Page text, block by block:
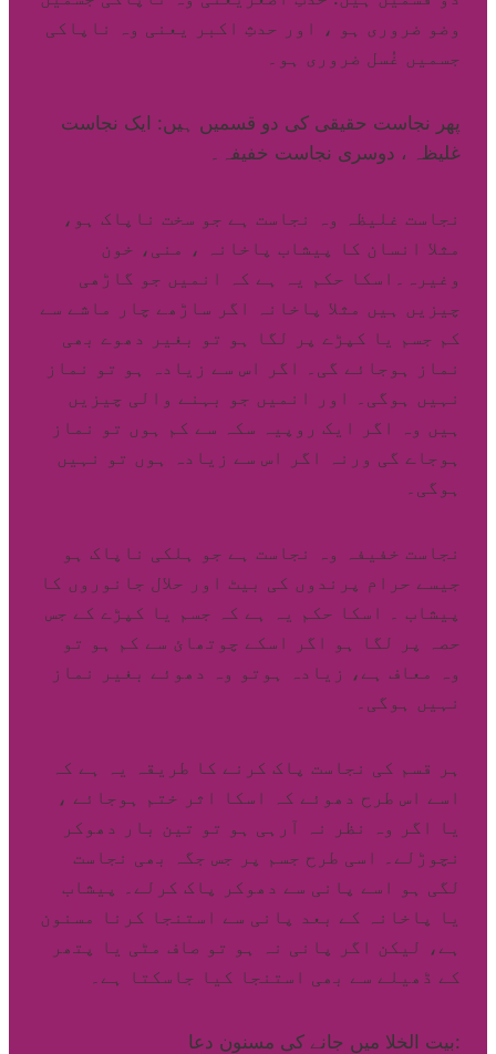
وضو ضروری ہو ، اور حدثِ اکبر یعنی وہ ناپاکی
جسمیں غُسل ضروری ہو۔
پھر نجاست حقیقی کی دو قسمیں ہیں: ایک نجاست
غلیظہ ، دوسری نجاست خفیفہ۔
نجاست غلیظہ وہ نجاست ہے جو سخت ناپاک ہو،
مثلا انسان کا پیشاب پاخانہ ، منی، خون
وغیرہ۔اسکا حکم یہ ہے کہ انمیں جو گاڑھی
چیزیں ہیں مثلا پاخانہ اگر ساڑھے چار ماشے سے
کم جسم یا کپڑے پر لگا ہو تو بغیر دھوے بھی
نماز ہوجائے گی۔ اگر اس سے زیادہ ہو تو نماز
نہیں ہوگی۔ اور انمیں جو بہنے والی چیزیں
ہیں وہ اگر ایک روپیہ سکہ سے کم ہوں تو نماز
ہوجاے گی ورنہ اگر اس سے زیادہ ہوں تو نہیں
ہوگی۔
نجاست خفیفہ وہ نجاست ہے جو ہلکی ناپاک ہو
جیسے حرام پرندوں کی بیٹ اور حلال جانوروں کا
پیشاب ۔ اسکا حکم یہ ہے کہ جسم یا کپڑے کے جس
حصہ پر لگا ہو اگر اسکے چوتھائ سے کم ہو تو
وہ معاف ہے، زیادہ ہوتو وہ دھوئے بغیر نماز
نہیں ہوگی۔
ہر قسم کی نجاست پاک کرنے کا طریقہ یہ ہے کہ
اسے اس طرح دھوئے کہ اسکا اثر ختم ہوجائے ،
یا اگر وہ نظر نہ آرہی ہو تو تین بار دھوکر
نچوڑلے۔ اسی طرح جسم پر جس جگہ بھی نجاست
لگی ہو اسے پانی سے دھوکر پاک کرلے۔ پیشاب
یا پاخانہ کے بعد پانی سے استنجا کرنا مسنون
ہے، لیکن اگر پانی نہ ہو تو صاف مٹی یا پتھر
کے ڈھیلے سے بھی استنجا کیا جاسکتا ہے۔
بیت الخلا میں جانے کی مسنون دعا: